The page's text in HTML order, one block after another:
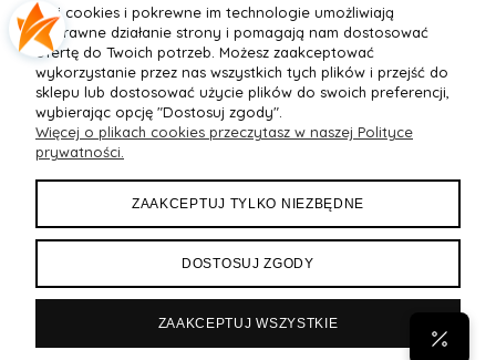
Do Koszyka » Do Koszyka »
POMOC
MOJE KONTO
PŁATNOŚCI I DOSTAWA
Pliki cookies i pokrewne im technologie umożliwiają
poprawne działanie strony i pomagają nam dostosować
ofertę do Twoich potrzeb. Możesz zaakceptować
wykorzystanie przez nas wszystkich tych plików i przejść do
sklepu lub dostosować użycie plików do swoich preferencji,
wybierając opcję "Dostosuj zgody".
Więcej o plikach cookies przeczytasz w naszej Polityce
prywatności.
ZAAKCEPTUJ TYLKO NIEZBĘDNE
DOSTOSUJ ZGODY
ZAAKCEPTUJ WSZYSTKIE